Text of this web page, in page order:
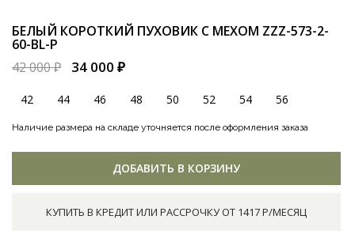
БЕЛЫЙ КОРОТКИЙ ПУХОВИК С МЕХОМ ZZZ-573-2-
60-BL-P
42 000 ₽
34 000 ₽
42 44 46 48 50 52 54 56
Наличие размера на складе уточняется после оформления заказа
ДОБАВИТЬ В КОРЗИНУ
КУПИТЬ В КРЕДИТ ИЛИ РАССРОЧКУ ОТ 1417 Р/МЕСЯЦ